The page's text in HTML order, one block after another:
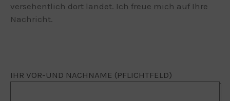
versehentlich dort landet. Ich freue mich auf Ihre
Nachricht.
IHR VOR-UND NACHNAME (PFLICHTFELD)